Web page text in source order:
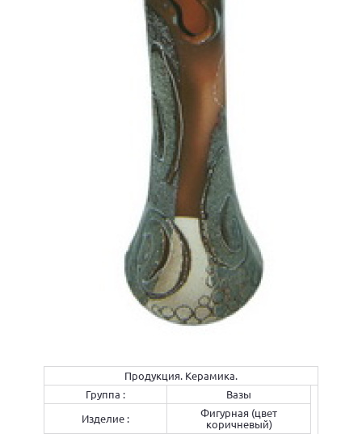
Продукция. Керамика.
Группа :
Вазы
Изделие :
Фигурная (цвет
коричневый)